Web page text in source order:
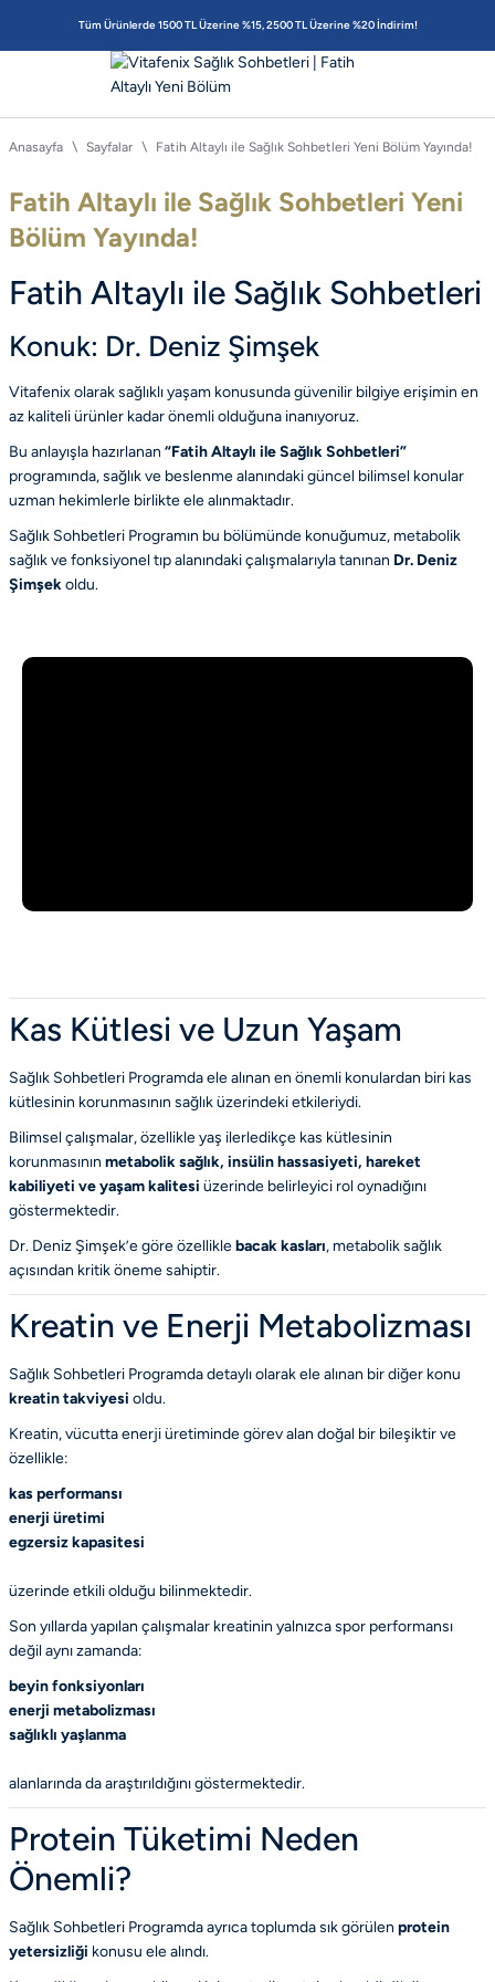
Tüm Ürünlerde 1500 TL Üzerine %15, 2500 TL Üzerine %20 İndirim!
Anasayfa Sayfalar Fatih Altaylı ile Sağlık Sohbetleri Yeni Bölüm Yayında!
Fatih Altaylı ile Sağlık Sohbetleri Yeni
Bölüm Yayında!
Fatih Altaylı ile Sağlık Sohbetleri
Konuk: Dr. Deniz Şimşek
Vitafenix olarak sağlıklı yaşam konusunda güvenilir bilgiye erişimin en
az kaliteli ürünler kadar önemli olduğuna inanıyoruz.
Bu anlayışla hazırlanan “Fatih Altaylı ile Sağlık Sohbetleri”
programında, sağlık ve beslenme alanındaki güncel bilimsel konular
uzman hekimlerle birlikte ele alınmaktadır.
Sağlık Sohbetleri Programın bu bölümünde konuğumuz, metabolik
sağlık ve fonksiyonel tıp alanındaki çalışmalarıyla tanınan Dr. Deniz
Şimşekoldu.
Kas Kütlesi ve Uzun Yaşam
Sağlık Sohbetleri Programda ele alınan en önemli konulardan biri kas
kütlesinin korunmasının sağlık üzerindeki etkileriydi.
Bilimsel çalışmalar, özellikle yaş ilerledikçe kas kütlesinin
korunmasının metabolik sağlık, insülin hassasiyeti, hareket
kabiliyeti veyaşam kalitesi üzerinde belirleyici rol oynadığını
göstermektedir.
Dr. Deniz Şimşek’e göre özelliklebacak kasları, metabolik sağlık
açısından kritik öneme sahiptir.
Kreatin ve Enerji Metabolizması
Sağlık Sohbetleri Programda detaylı olarak ele alınan bir diğer konu
kreatin takviyesi oldu.
Kreatin, vücutta enerji üretiminde görev alan doğal bir bileşiktir ve
özellikle:
kas performansı
enerji üretimi
egzersiz kapasitesi
üzerinde etkili olduğu bilinmektedir.
Son yıllarda yapılan çalışmalar kreatinin yalnızca spor performansı
değil aynı zamanda:
beyin fonksiyonları
enerji metabolizması
sağlıklı yaşlanma
alanlarında da araştırıldığını göstermektedir.
Protein Tüketimi Neden
Önemli?
Sağlık Sohbetleri Programda ayrıca toplumda sık görülen protein
yetersizliği konusu ele alındı.